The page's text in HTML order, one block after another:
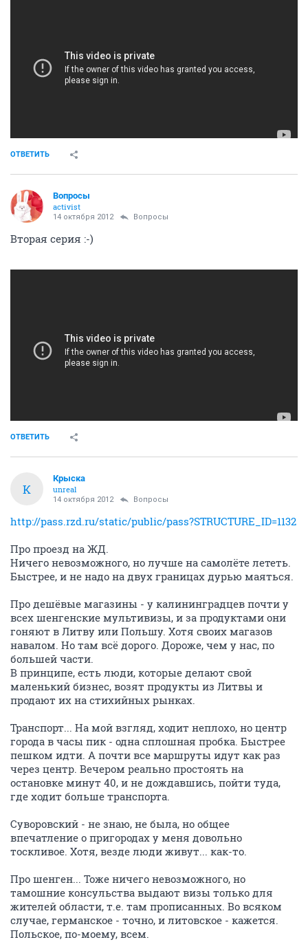
ОТВЕТИТЬ
Вопросы
activist
14 октября 2012 Вопросы
Вторая серия :-)
ОТВЕТИТЬ
К
Крыска
unreal
14 октября 2012 Вопросы
http://pass.rzd.ru/static/public/pass?STRUCTURE_ID=1132
Про проезд на ЖД.
Ничего невозможного, но лучше на самолёте лететь.
Быстрее, и не надо на двух границах дурью маяться.
Про дешёвые магазины - у калининградцев почти у
всех шенгенские мультивизы, и за продуктами они
гоняют в Литву или Польшу. Хотя своих магазов
навалом. Но там всё дорого. Дороже, чем у нас, по
большей части.
В принципе, есть люди, которые делают свой
маленький бизнес, возят продукты из Литвы и
продают их на стихийных рынках.
Транспорт... На мой взгляд, ходит неплохо, но центр
города в часы пик - одна сплошная пробка. Быстрее
пешком идти. А почти все маршруты идут как раз
через центр. Вечером реально простоять на
остановке минут 40, и не дождавшись, пойти туда,
где ходит больше транспорта.
Суворовский - не знаю, не была, но общее
впечатление о пригородах у меня довольно
тоскливое. Хотя, везде люди живут... как-то.
Про шенген... Тоже ничего невозможного, но
тамошние консульства выдают визы только для
жителей области, т.е. там прописанных. Во всяком
случае, германское - точно, и литовское - кажется.
Польское, по-моему, всем.